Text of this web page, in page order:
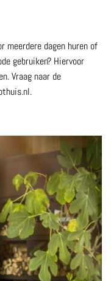
meerdere dagen huren of
gebruiken? Hiervoor
Vraag naar de